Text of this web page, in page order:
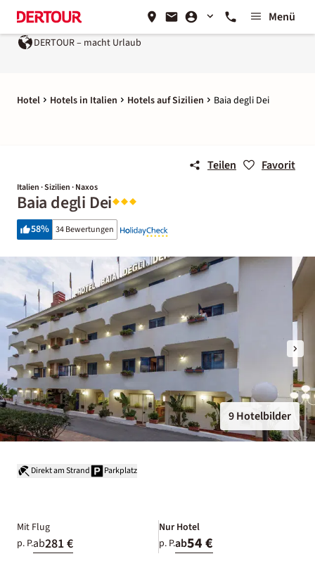
Menü
DERTOUR – macht Urlaub
Hotel Hotels in Italien Hotels auf Sizilien Baia degli Dei
Teilen Favorit
Italien · Sizilien · Naxos
Baia degli Dei
58% 34 Bewertungen
9 Hotelbilder
Direkt am Strand Parkplatz
Mit Flug
p. P.ab281 €
Nur Hotel
p. P.ab54 €